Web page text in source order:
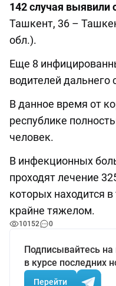
142 случая выявили
Ташкент, 36 –
обл.).
Еще 8
водителей дальнего
В данное время от
республике
человек.
В инфекционных
проходят лечение
которых находится
крайне тяжелом.
10152 0
Подписывайтесь
в курсе последних
Перейти